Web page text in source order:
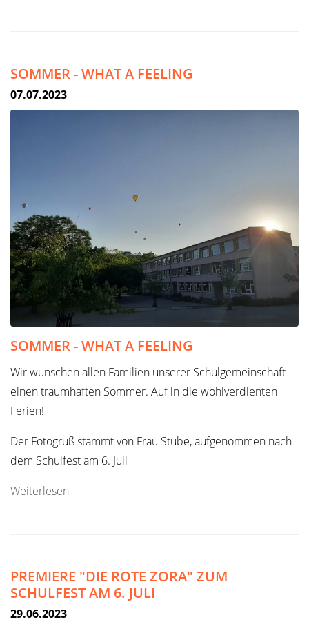
SOMMER - WHAT A FEELING
07.07.2023
SOMMER - WHAT A FEELING
Wir wünschen allen Familien unserer Schulgemeinschaft
einen traumhaften Sommer. Auf in die wohlverdienten
Ferien!
Der Fotogruß stammt von Frau Stube, aufgenommen nach
dem Schulfest am 6. Juli
Weiterlesen
PREMIERE "DIE ROTE ZORA" ZUM
SCHULFEST AM 6. JULI
29.06.2023